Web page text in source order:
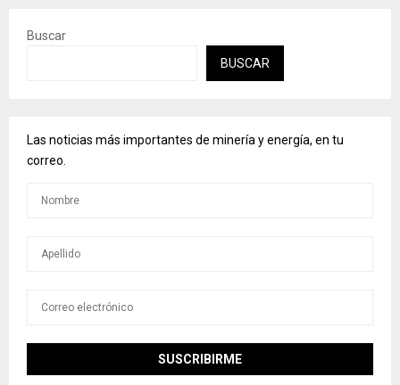
Buscar
BUSCAR
Las noticias más importantes de minería y energía, en tu
correo.